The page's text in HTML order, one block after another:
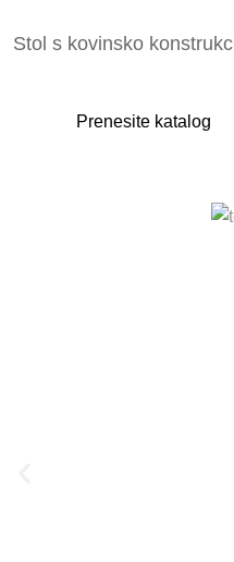
Stol s kovinsko
Prenesite katalog